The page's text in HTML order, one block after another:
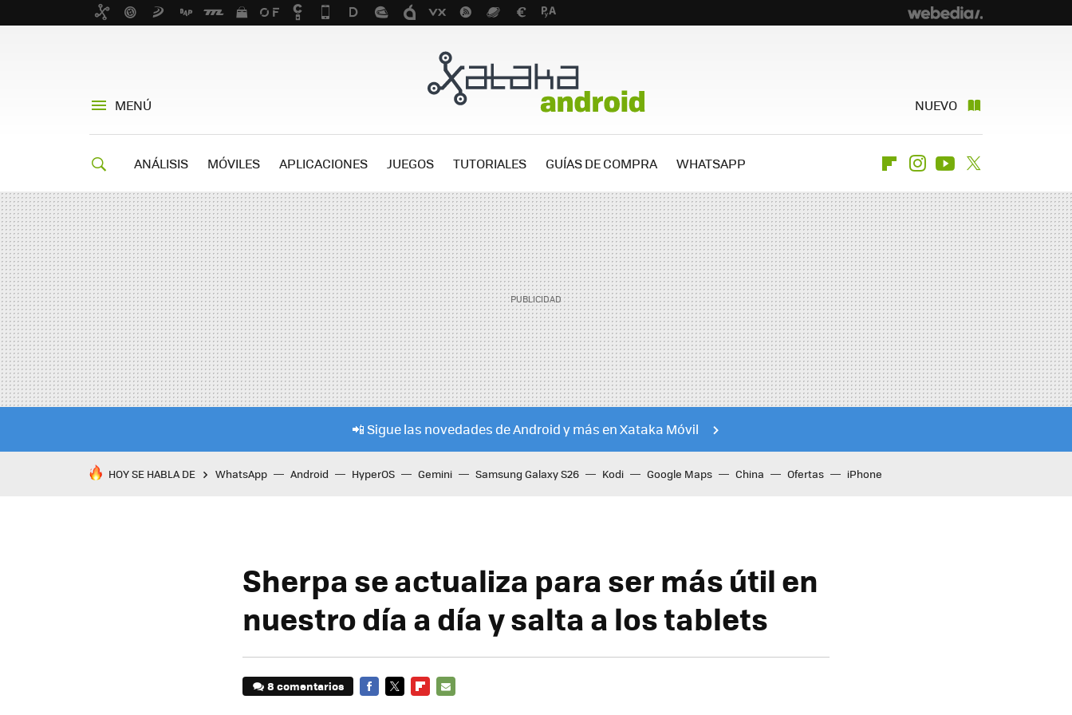
MENÚ NUEVO
ANÁLISIS MÓVILES APLICACIONES JUEGOS TUTORIALES GUÍAS DE COMPRA WHATSAPP FlipboardInstagramYoutube
📲 Sigue las novedades de Android y más en Xataka Móvil
HOY SE HABLA DE WhatsApp Android HyperOS Gemini Samsung Galaxy S26 Kodi Google Maps China Ofertas iPhone
Sherpa se actualiza para ser más útil en
nuestro día a día y salta a los tablets
8 comentarios